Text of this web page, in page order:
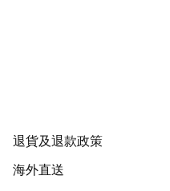
退貨及退款政策
海外直送